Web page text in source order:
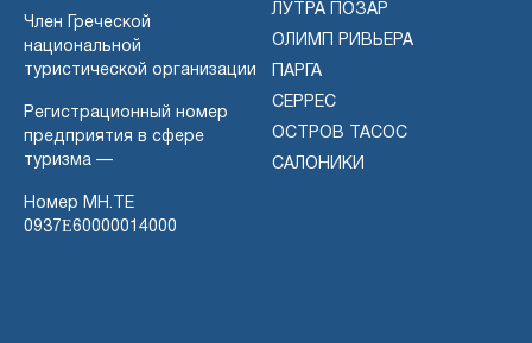
Член Греческой
национальной
туристической организации
Регистрационный номер
предприятия в сфере
туризма —
Номер MH.TE
0937Ε60000014000
ЛУТРА ПОЗАР
ОЛИМП РИВЬЕРА
ПАРГА
СЕРРЕС
ОСТРОВ ТАСОС
САЛОНИКИ